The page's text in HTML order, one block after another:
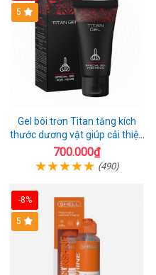
Hot
5
Gel bôi trơn Titan tăng kích
thước dương vật giúp cải thiện
sinh lý 50ml
700.000₫
(490)
-8%
Hot
5